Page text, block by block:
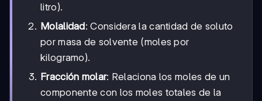
litro).
Molalidad: Considera la cantidad de soluto
por masa de solvente (moles por
kilogramo).
Fracción molar: Relaciona los moles de un
componente con los moles totales de la